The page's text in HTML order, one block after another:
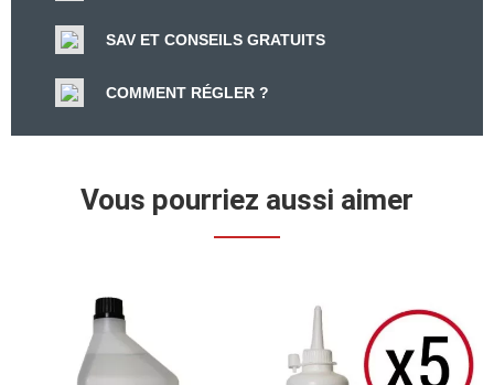
SAV ET CONSEILS GRATUITS
COMMENT RÉGLER ?
Vous pourriez aussi aimer